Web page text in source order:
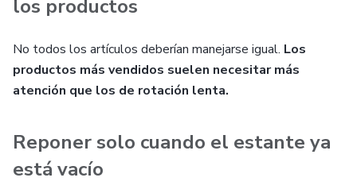
los productos
No todos los artículos deberían manejarse igual. Los
productos más vendidos suelen necesitar más
atención que los de rotación lenta.
Reponer solo cuando el estante ya
está vacío